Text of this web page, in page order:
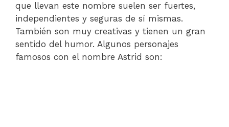
que llevan este nombre suelen ser fuertes,
independientes y seguras de sí mismas.
También son muy creativas y tienen un gran
sentido del humor. Algunos personajes
famosos con el nombre Astrid son: